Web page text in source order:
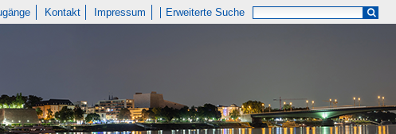
Kontakt Impressum Erweiterte Suche